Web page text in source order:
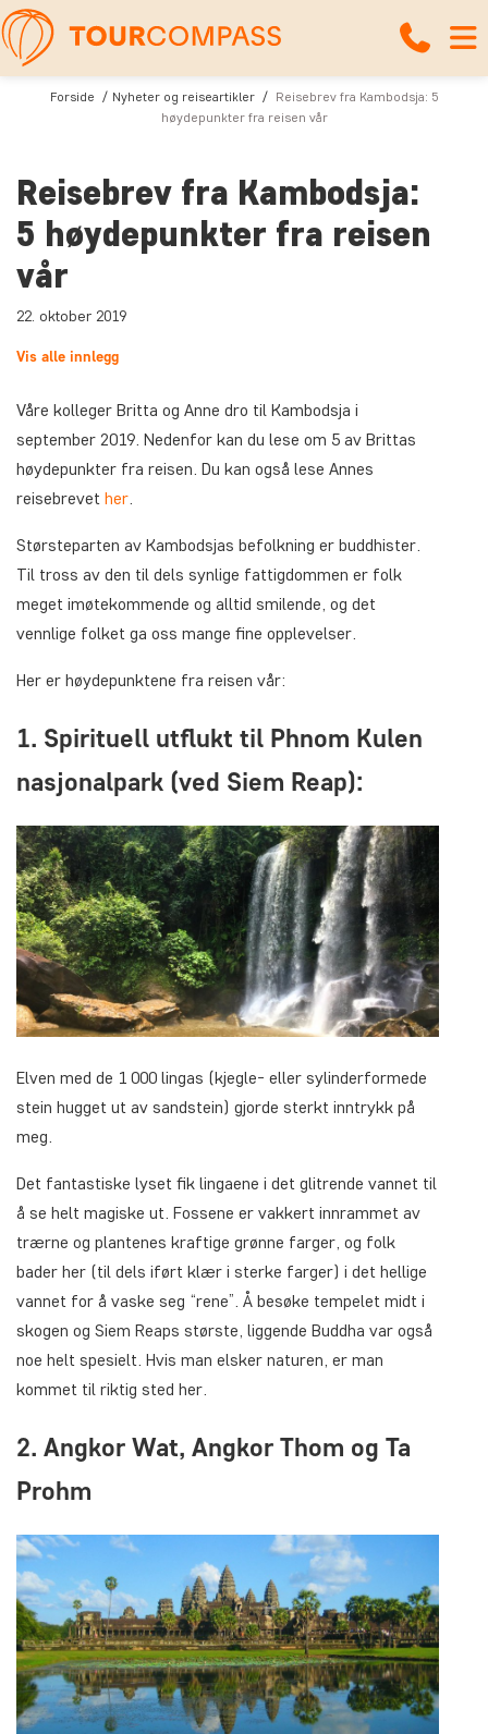
Forside Nyheter og reiseartikler
Reisebrev fra Kambodsja: 5
høydepunkter fra reisen vår
Reisebrev fra Kambodsja:
5 høydepunkter fra reisen
vår
22. oktober 2019
Vis alle innlegg
Våre kolleger Britta og Anne dro til Kambodsja i
september 2019. Nedenfor kan du lese om 5 av Brittas
høydepunkter fra reisen. Du kan også lese Annes
reisebrevet her.
Størsteparten av Kambodsjas befolkning er buddhister.
Til tross av den til dels synlige fattigdommen er folk
meget imøtekommende og alltid smilende, og det
vennlige folket ga oss mange fine opplevelser.
Her er høydepunktene fra reisen vår:
1. Spirituell utflukt til Phnom Kulen
nasjonalpark (ved Siem Reap):
Elven med de 1 000 lingas (kjegle- eller sylinderformede
stein hugget ut av sandstein) gjorde sterkt inntrykk på
meg.
Det fantastiske lyset fik lingaene i det glitrende vannet til
å se helt magiske ut. Fossene er vakkert innrammet av
trærne og plantenes kraftige grønne farger, og folk
bader her (til dels iført klær i sterke farger) i det hellige
vannet for å vaske seg “rene”. Å besøke tempelet midt i
skogen og Siem Reaps største, liggende Buddha var også
noe helt spesielt. Hvis man elsker naturen, er man
kommet til riktig sted her.
2. Angkor Wat, Angkor Thom og Ta
Prohm